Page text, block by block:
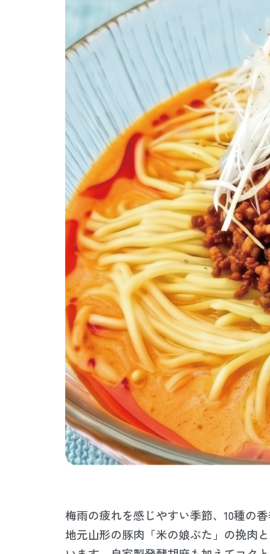
梅雨の疲れを感じやすい季節、10種の
地元山形の豚肉「米の娘ぶた」の挽肉